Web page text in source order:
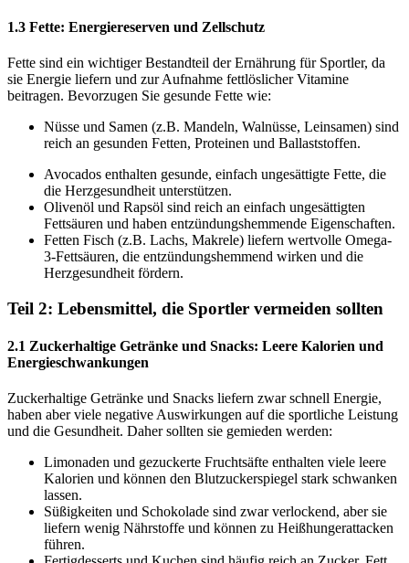
1.3 Fette: Energiereserven und Zellschutz
Fette sind ein wichtiger Bestandteil der Ernährung für Sportler, da
sie Energie liefern und zur Aufnahme fettlöslicher Vitamine
beitragen. Bevorzugen Sie gesunde Fette wie:
Nüsse und Samen (z.B. Mandeln, Walnüsse, Leinsamen) sind
reich an gesunden Fetten, Proteinen und Ballaststoffen.
Avocados enthalten gesunde, einfach ungesättigte Fette, die
die Herzgesundheit unterstützen.
Olivenöl und Rapsöl sind reich an einfach ungesättigten
Fettsäuren und haben entzündungshemmende Eigenschaften.
Fetten Fisch (z.B. Lachs, Makrele) liefern wertvolle Omega-
3-Fettsäuren, die entzündungshemmend wirken und die
Herzgesundheit fördern.
Teil 2: Lebensmittel, die Sportler vermeiden sollten
2.1 Zuckerhaltige Getränke und Snacks: Leere Kalorien und
Energieschwankungen
Zuckerhaltige Getränke und Snacks liefern zwar schnell Energie,
haben aber viele negative Auswirkungen auf die sportliche Leistung
und die Gesundheit. Daher sollten sie gemieden werden:
Limonaden und gezuckerte Fruchtsäfte enthalten viele leere
Kalorien und können den Blutzuckerspiegel stark schwanken
lassen.
Süßigkeiten und Schokolade sind zwar verlockend, aber sie
liefern wenig Nährstoffe und können zu Heißhungerattacken
führen.